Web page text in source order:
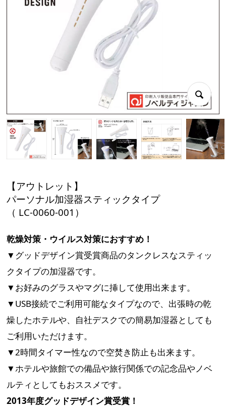
【アウトレット】
パーソナル加湿器スティックタイプ
（ LC-0060-001）
乾燥対策・ウイルス対策におすすめ！
▼グッドデザイン賞受賞商品のタンクレスなスティッ
クタイプの加湿器です。
▼お好みのグラスやマグに挿して使用出来ます。
▼USB接続でご利用可能なタイプなので、出張時の乾
燥したホテルや、自社デスクでの簡易加湿器としても
ご利用いただけます。
▼2時間タイマー性なので空焚き防止も出来ます。
▼ホテルや旅館での備品や旅行関係での記念品やノベ
ルティとしてもおススメです。
2013年度グッドデザイン賞受賞！